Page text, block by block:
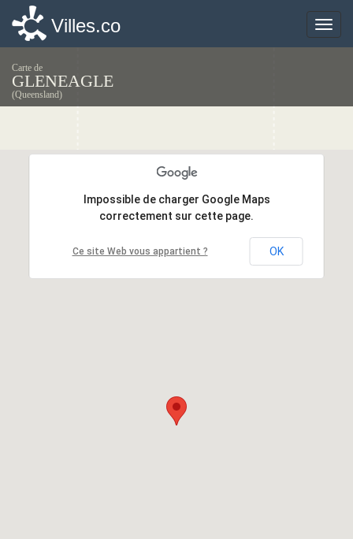
Toggle
Villes.co
Carte de
GLENEAGLE
(Queensland)
Impossible de charger Google Maps
correctement sur cette page.
Ce site Web vous appartient ? OK
Impossible de charger Google Maps
correctement sur cette page.
Ce site Web vous appartient ? OK
Toggle
Villes.co